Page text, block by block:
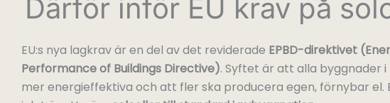
Därför inför EU krav på
EU:s nya lagkrav är en del av det reviderade EPBD-direktivet
Performance of Buildings Directive). Syftet är att alla byggnader i
mer energieffektiva och att fler ska producera egen, förnybar el.